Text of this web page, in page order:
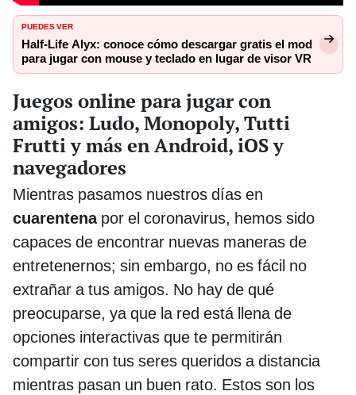
PUEDES VER
Half-Life Alyx: conoce cómo descargar gratis el mod
para jugar con mouse y teclado en lugar de visor VR
Juegos online para jugar con
amigos: Ludo, Monopoly, Tutti
Frutti y más en Android, iOS y
navegadores
Mientras pasamos nuestros días en
cuarentena por el coronavirus, hemos sido
capaces de encontrar nuevas maneras de
entretenernos; sin embargo, no es fácil no
extrañar a tus amigos. No hay de qué
preocuparse, ya que la red está llena de
opciones interactivas que te permitirán
compartir con tus seres queridos a distancia
mientras pasan un buen rato. Estos son los